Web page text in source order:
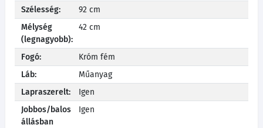
Szélesség:
92 cm
Mélység
(legnagyobb):
42 cm
Fogó:
Króm fém
Láb:
Műanyag
Lapraszerelt:
Igen
Jobbos/balos
állásban
Igen